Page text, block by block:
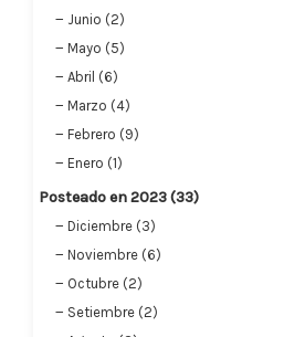
Junio (2)
Mayo (5)
Abril (6)
Marzo (4)
Febrero (9)
Enero (1)
Posteado en 2023 (33)
Diciembre (3)
Noviembre (6)
Octubre (2)
Setiembre (2)